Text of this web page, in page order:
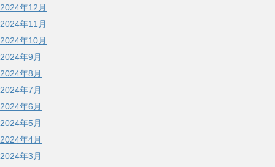
2024年12月
2024年11月
2024年10月
2024年9月
2024年8月
2024年7月
2024年6月
2024年5月
2024年4月
2024年3月